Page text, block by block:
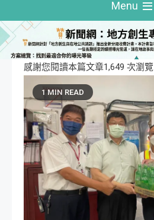
Menu
感謝您閱讀本篇文章1,649 次瀏覽
1 MIN READ